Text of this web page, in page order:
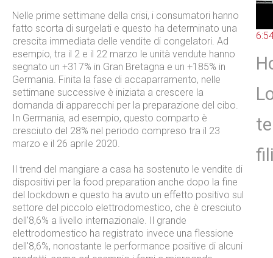
Nelle prime settimane della crisi, i consumatori hanno
fatto scorta di surgelati e questo ha determinato una
crescita immediata delle vendite di congelatori. Ad
esempio, tra il 2 e il 22 marzo le unità vendute hanno
segnato un +317% in Gran Bretagna e un +185% in
Germania. Finita la fase di accaparramento, nelle
settimane successive è iniziata a crescere la
domanda di apparecchi per la preparazione del cibo.
In Germania, ad esempio, questo comparto è
cresciuto del 28% nel periodo compreso tra il 23
marzo e il 26 aprile 2020.
Il trend del mangiare a casa ha sostenuto le vendite di
dispositivi per la food preparation anche dopo la fine
del lockdown e questo ha avuto un effetto positivo sul
settore del piccolo elettrodomestico, che è cresciuto
dell'8,6% a livello internazionale. Il grande
elettrodomestico ha registrato invece una flessione
dell'8,6%, nonostante le performance positive di alcuni